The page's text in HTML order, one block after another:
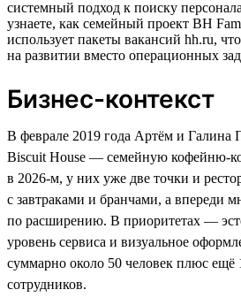
системный подход к поиску
узнаете, как семейный проект BH
использует пакеты вакансий hh.ru,
на развитии вместо операционных
Бизнес-контекст
В феврале 2019 года Артём и Галина
Biscuit House — семейную кофейню-
в 2026-м, у них уже две точки и
с завтраками и бранчами, а впереди
по расширению. В приоритетах —
уровень сервиса и визуальное
суммарно около 50 человек плюс ещё
сотрудников.